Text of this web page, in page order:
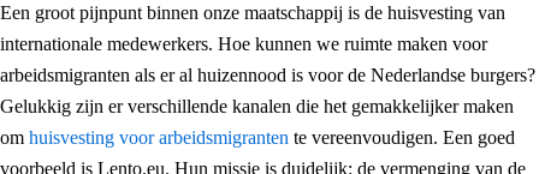
Een groot pijnpunt binnen onze maatschappij is de huisvesting van
internationale medewerkers. Hoe kunnen we ruimte maken voor
arbeidsmigranten als er al huizennood is voor de Nederlandse burgers?
Gelukkig zijn er verschillende kanalen die het gemakkelijker maken
om huisvesting voor arbeidsmigranten te vereenvoudigen. Een goed
voorbeeld is Lento.eu. Hun missie is duidelijk: de vermenging van de